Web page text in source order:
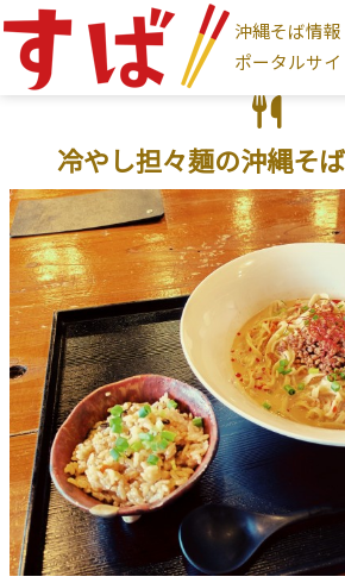
沖縄そば情報
ポータルサイ
フリーワード検索
沖縄そば家
地図から探す
現在地から探す
地域から探す
国頭村 大宜味村 東村 今帰仁村 本部町 名護市
うるま市 読谷村 嘉手納町 沖縄市 北谷町 北中
西原町 浦添市 那覇市 首里 与那原町 南風原町
八重瀬町 糸満市 宮古島 石垣島 大東島
そば家情報を新規登録
沖縄そば
カテゴリから探す
沖縄そば 軟骨ソーキそば 本ソーキそば てび
ログインはこちら
冷やし担々麺の沖縄そ